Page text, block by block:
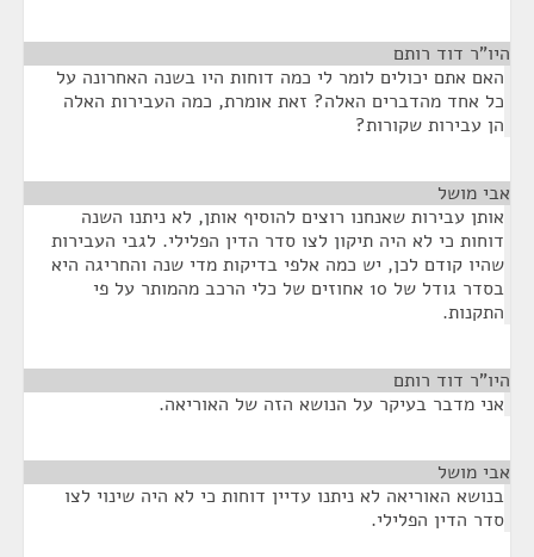
היו"ר דוד רותם
האם אתם יכולים לומר לי כמה דוחות היו בשנה האחרונה על
כל אחד מהדברים האלה? זאת אומרת, כמה העבירות האלה
הן עבירות שקורות?
אבי מושל
אותן עבירות שאנחנו רוצים להוסיף אותן, לא ניתנו השנה
דוחות כי לא היה תיקון לצו סדר הדין הפלילי. לגבי העבירות
שהיו קודם לכן, יש כמה אלפי בדיקות מדי שנה והחריגה היא
בסדר גודל של 10 אחוזים של כלי הרכב מהמותר על פי
התקנות.
היו"ר דוד רותם
אני מדבר בעיקר על הנושא הזה של האוריאה.
אבי מושל
בנושא האוריאה לא ניתנו עדיין דוחות כי לא היה שינוי לצו
סדר הדין הפלילי.